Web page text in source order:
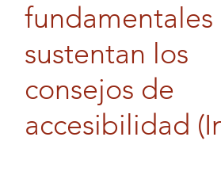
fundamentales
sustentan los
consejos de
accesibilidad